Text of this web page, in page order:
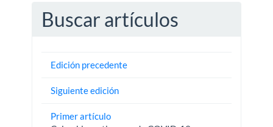
Buscar artículos
Edición precedente
Siguiente edición
Primer artículo